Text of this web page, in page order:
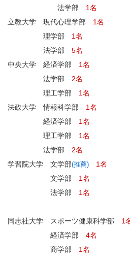
法学部 1名
立教大学 現代心理学部 1名
理学部 1名
法学部 5名
中央大学 経済学部 1名
法学部 2名
理工学部 1名
法政大学 情報科学部 1名
経済学部 1名
理工学部 1名
法学部 2名
学習院大学 文学部(推薦)
1名
文学部 1名
法学部 1名
同志社大学 スポーツ健康科学部 1
経済学部 4名
商学部 1名